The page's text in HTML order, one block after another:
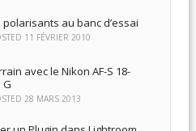
polarisants au banc d’essai
11 FÉVRIER 2010
avec le Nikon AF-S 18-
G
28 MARS 2013